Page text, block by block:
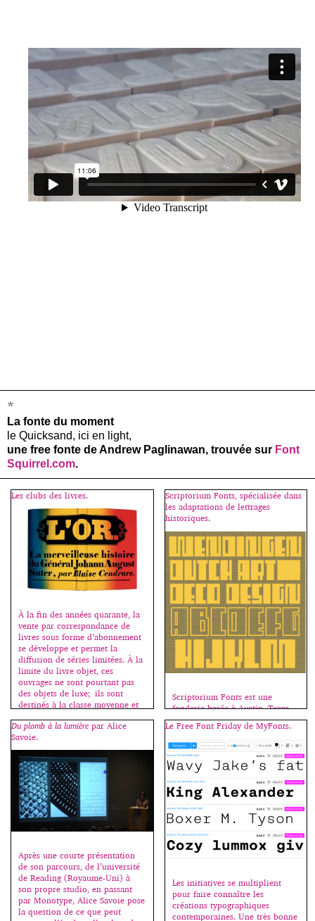
*
La fonte du moment
le Quicksand, ici en light,
une free fonte de Andrew Paglinawan, trouvée sur Font
Squirrel.com.
Les clubs des livres.
À la fin des années quarante, la
vente par correspondance de
livres sous forme d’abonnement
se développe et permet la
diffusion de séries limitées. À la
limite du livre objet, ces
ouvrages ne sont pourtant pas
des objets de luxe; ils sont
destinés à la classe moyenne et
les voient […]
Scriptorium Fonts, spécialisée dans
les adaptations de lettrages
historiques.
Scriptorium Fonts est une
fonderie basée à Austin, Texas,
fondée en 1992 par le designer
de jeu, éditeur et historien Dave
Nalle. Cette drôle de fonderie
numérique est spécialisée dans
les adaptations de lettrages à la
main d’anciens d’artistes
ou calligraphes comme Alphons
Mucha, William Morris, Willy
Pogany, Arthur Rackham et
Howard Pyle. Leur catalogue
comprend actuellement plus
[…]
Du plomb à la lumière par Alice
Savoie.
Après une courte présentation
de son parcours, de l’université
de Reading (Royaume-Uni) à
son propre studio, en passant
par Monotype, Alice Savoie pose
la question de ce que peut
Le Free Font Friday de MyFonts.
Les initiatives se multiplient
pour faire connaître les
créations typographiques
contemporaines. Une très bonne